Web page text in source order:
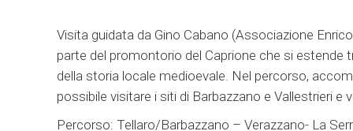
Visita guidata da Gino Cabano (Associazione
parte del promontorio del Caprione che si estende
della storia locale medioevale. Nel percorso,
possibile visitare i siti di Barbazzano e Vallestrieri
Percorso: Tellaro/Barbazzano – Verazzano- La